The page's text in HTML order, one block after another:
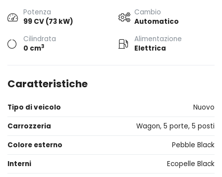
Potenza
99 CV (73 kW)
Cambio
Automatico
Cilindrata
0 cm3
Alimentazione
Elettrica
Caratteristiche
Tipo di veicolo
Nuovo
Carrozzeria
Wagon, 5 porte, 5 posti
Colore esterno
Pebble Black
Interni
Ecopelle Black